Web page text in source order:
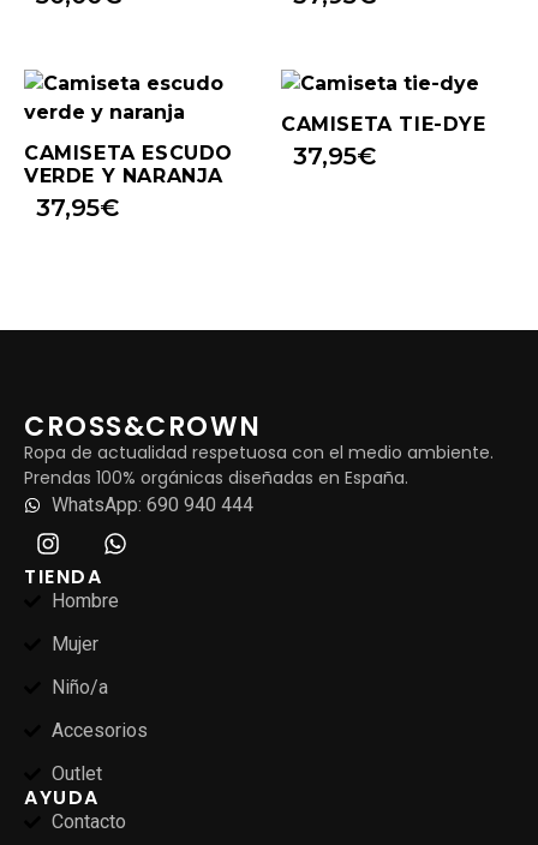
CAMISETA ESCUDO
VERDE Y NARANJA
37,95€
CAMISETA TIE-DYE
37,95€
CROSS&CROWN
Ropa de actualidad respetuosa con el medio ambiente.
Prendas 100% orgánicas diseñadas en España.
WhatsApp: 690 940 444
TIENDA
Hombre
Mujer
Niño/a
Accesorios
Outlet
AYUDA
Contacto